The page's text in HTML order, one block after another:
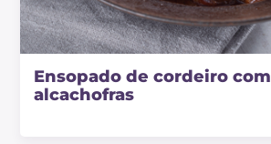
Ensopado de cordeiro com
alcachofras